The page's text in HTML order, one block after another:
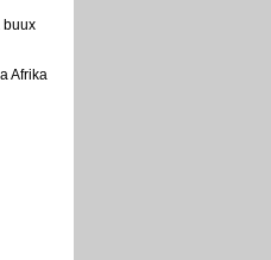
buux
Afrika